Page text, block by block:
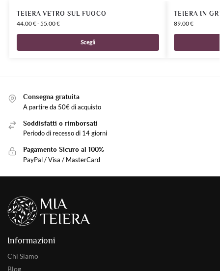
TEIERA VETRO SUL FUOCO
44.00€-55.00€
Scegli
TEIERA IN
89.00€
Consegna gratuita
A partire da 50€ di acquisto
Soddisfatti o rimborsati
Periodo di recesso di 14 giorni
Pagamento Sicuro al 100%
PayPal / Visa / MasterCard
Informazioni
Chi Siamo
Blog